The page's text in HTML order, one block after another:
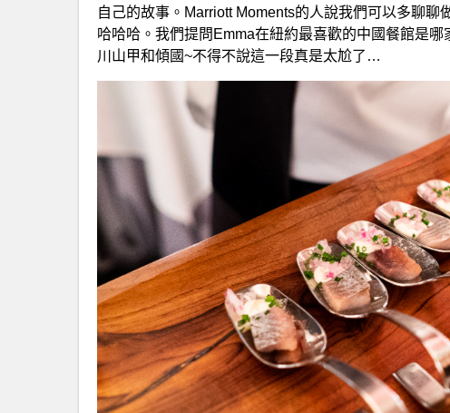
自己的故事。Marriott Moments的人說我們可以多聊聊
哈哈哈。我們提問Emma在紐約最喜歡的中國餐館是
川山甲和傾國~不得不說這一段真是太尬了…